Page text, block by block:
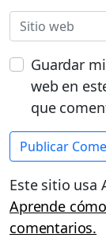
Guardar
web en
que
Este sitio usa
Aprende
comentarios.